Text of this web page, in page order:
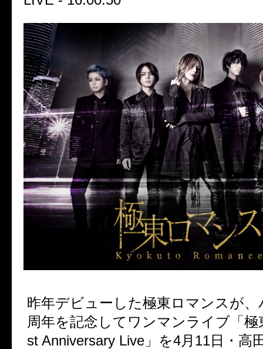
昨年デビューした極東ロマンスが、
周年を記念してワンマンライブ「
st Anniversary Live」を4月11日・高